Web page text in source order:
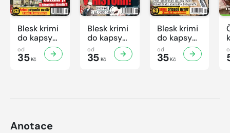
Blesk krimi
do kapsy
č.7/2026
od
35Kč
Blesk krimi
do kapsy
č.6/2026
od
35Kč
Blesk krimi
do kapsy
č.5/2026
od
35Kč
Anotace